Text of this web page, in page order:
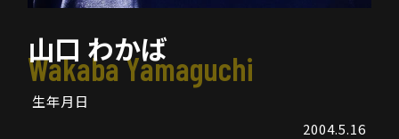
山口 わかば
Wakaba Yamaguchi
生年月日
2004.5.16